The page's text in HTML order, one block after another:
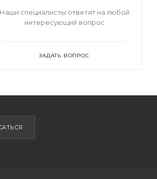
Наши специалисты ответят на любой
интересующий вопрос
ЗАДАТЬ ВОПРОС